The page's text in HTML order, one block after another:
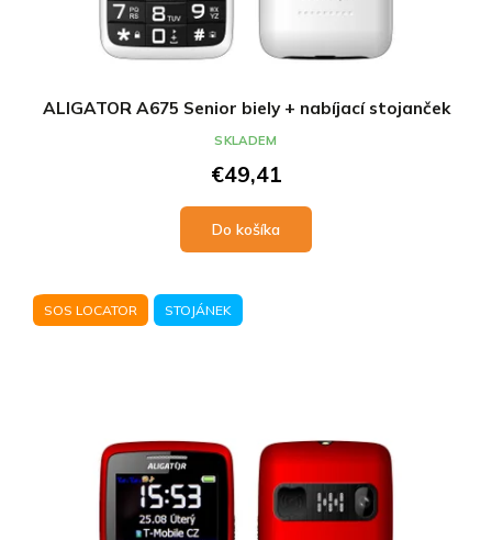
ALIGATOR A675 Senior biely + nabíjací stojanček
€49,41
Do košíka
SKLADEM
SOS LOCATOR STOJÁNEK